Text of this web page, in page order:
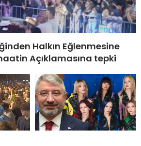
Halkın Eğlenmesine
Açıklamasına tepki